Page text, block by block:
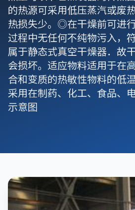
的热源可采用低压蒸汽或废
热损失少。◎在干燥前可进
过程中无任何不纯物污入，
属于静态式真空干燥器．故
会损坏。适应物料适用于在
合和变质的热敏性物料的低
采用在制药、化工、食品、
示意图